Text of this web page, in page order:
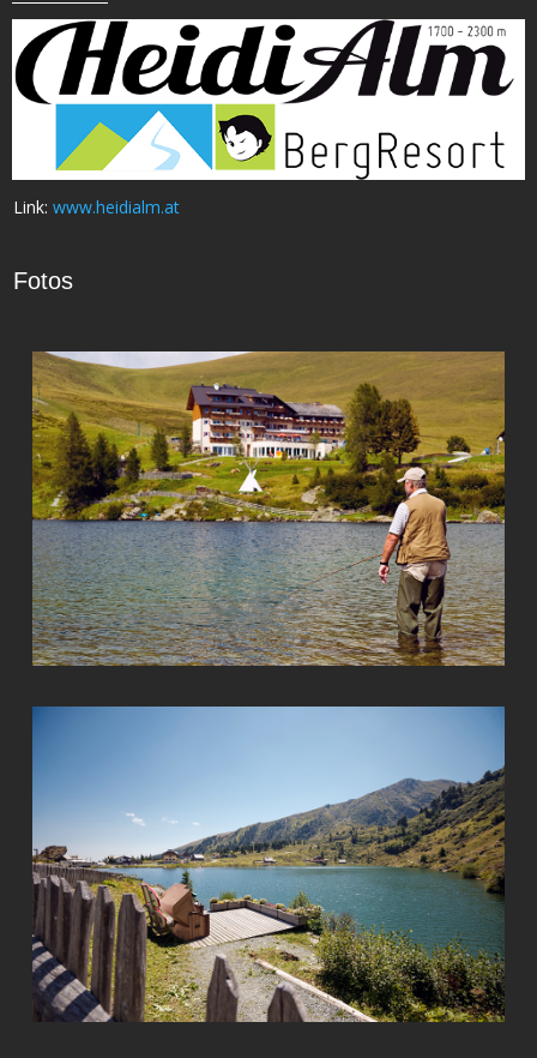
Link: www.heidialm.at
Fotos